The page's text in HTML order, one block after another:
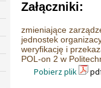
Załączniki:
zmieniające
jednostek
weryfikację i
POL-on 2 w
Pobierz plik